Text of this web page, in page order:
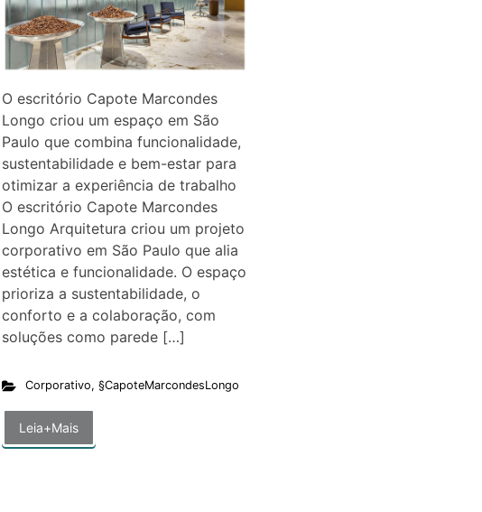
O escritório Capote Marcondes
Longo criou um espaço em São
Paulo que combina funcionalidade,
sustentabilidade e bem-estar para
otimizar a experiência de trabalho
O escritório Capote Marcondes
Longo Arquitetura criou um projeto
corporativo em São Paulo que alia
estética e funcionalidade. O espaço
prioriza a sustentabilidade, o
conforto e a colaboração, com
soluções como parede […]
Corporativo, §CapoteMarcondesLongo
Leia+Mais